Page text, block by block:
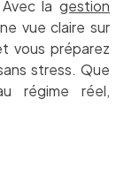
la gestion
vue claire sur
vous préparez
stress. Que
régime réel,